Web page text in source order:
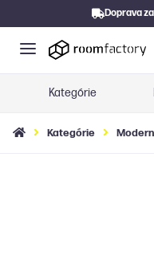
Doprava
Kategórie
Kategórie